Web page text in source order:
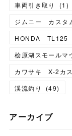
車両引き取り
(1 )
ジムニー カスタ
HONDA TL125
桧原湖スモールマ
カワサキ X-2カ
渓流釣り
(49)
アーカイブ